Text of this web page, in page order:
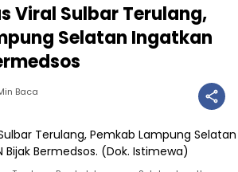
Viral Sulbar Terulang,
Selatan Ingatkan
Baca